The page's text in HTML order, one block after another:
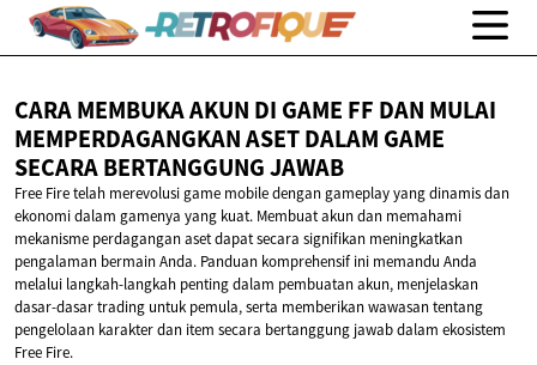
CARA MEMBUKA AKUN DI GAME FF DAN MULAI
MEMPERDAGANGKAN ASET DALAM GAME
SECARABERTANGGUNG JAWAB
Free Fire telah merevolusi game mobile dengan gameplay yang dinamis dan
ekonomi dalam gamenya yang kuat. Membuat akun dan memahami
mekanisme perdagangan aset dapat secara signifikan meningkatkan
pengalaman bermain Anda. Panduan komprehensif ini memandu Anda
melalui langkah-langkah penting dalam pembuatan akun, menjelaskan
dasar-dasar trading untuk pemula, serta memberikan wawasan tentang
pengelolaan karakter dan item secara bertanggung jawab dalam ekosistem
Free Fire.